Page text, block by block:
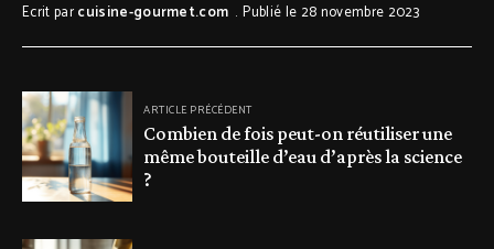
Ecrit parcuisine-gourmet.com Publié le 28 novembre 2023
ARTICLE PRÉCÉDENT
Combien de fois peut-on réutiliser une
même bouteille d’eau d’après la science
?